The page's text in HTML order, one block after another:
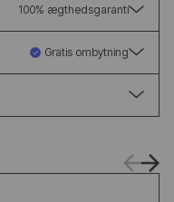
100% ægthedsgaranti
Gratis ombytning